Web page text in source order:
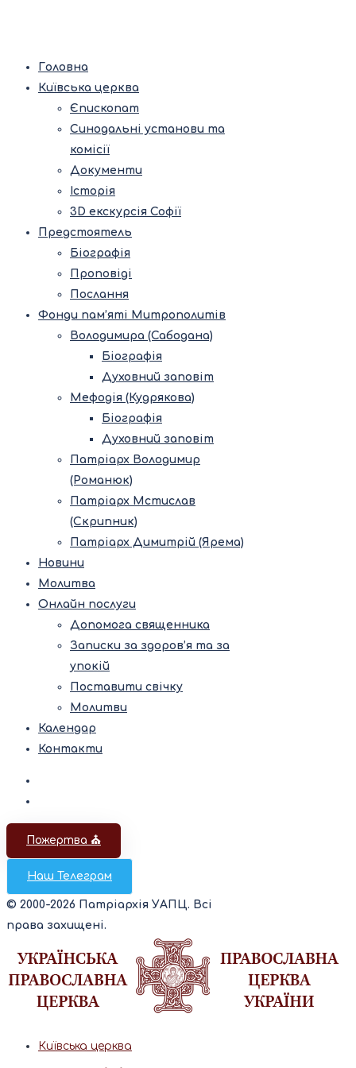
Головна
Київська церква
Єпископат
Синодальні установи та
комісії
Документи
Історія
3D екскурсія Софії
Предстоятель
Біографія
Проповіді
Послання
Фонди пам’яті Митрополитів
Володимира (Сабодана)
Біографія
Духовний заповіт
Мефодія (Кудрякова)
Біографія
Духовний заповіт
Патріарх Володимир
(Романюк)
Патріарх Мстислав
(Скрипник)
Патріарх Димитрій (Ярема)
Новини
Молитва
Онлайн послуги
Допомога священника
Записки за здоров’я та за
упокій
Поставити свічку
Молитви
Календар
Контакти
Пожертва ⛪️
Наш Телеграм
© 2000-2026 Патріархія УАПЦ. Всі
права захищені.
Київська церква